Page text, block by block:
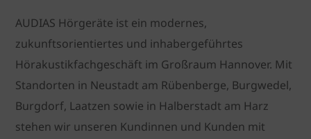
AUDIAS Hörgeräte ist ein modernes,
zukunftsorientiertes und inhabergeführtes
Hörakustikfachgeschäft im Großraum Hannover. Mit
Standorten in Neustadt am Rübenberge, Burgwedel,
Burgdorf, Laatzen sowie in Halberstadt am Harz
stehen wir unseren Kundinnen und Kunden mit